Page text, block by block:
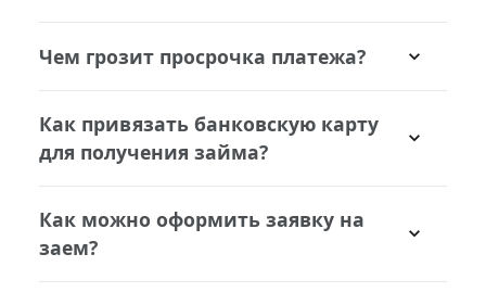
Чем грозит просрочка платежа?
также не будет подключена услуга
пролонгации, то будут начислены
пени. Подробнее с условиями займа
можно ознакомиться в разделе
«Документы».
Как привязать банковскую карту
для получения займа?
личном кабинете и внести в
соответствующей формы данные
банковской карты. После этого
Как можно оформить заявку на
заем?